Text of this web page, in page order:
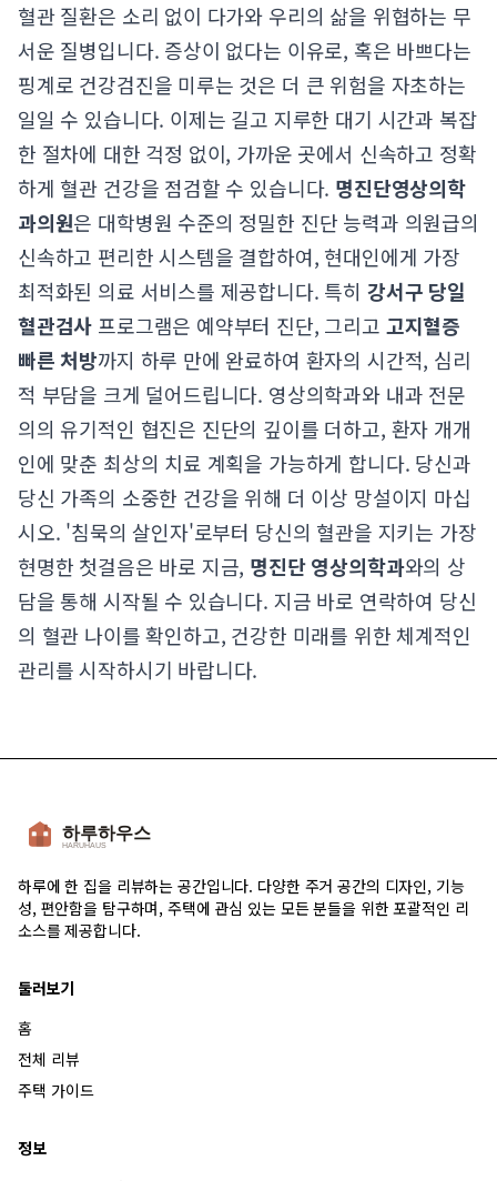
혈관 질환은 소리 없이 다가와 우리의 삶을 위협하는 무
서운 질병입니다. 증상이 없다는 이유로, 혹은 바쁘다는
핑계로 건강검진을 미루는 것은 더 큰 위험을 자초하는
일일 수 있습니다. 이제는 길고 지루한 대기 시간과 복잡
한 절차에 대한 걱정 없이, 가까운 곳에서 신속하고 정확
하게 혈관 건강을 점검할 수 있습니다. 명진단영상의학
과의원은 대학병원 수준의 정밀한 진단 능력과 의원급의
신속하고 편리한 시스템을 결합하여, 현대인에게 가장
최적화된 의료 서비스를 제공합니다. 특히 강서구 당일
혈관검사 프로그램은 예약부터 진단, 그리고 고지혈증
빠른 처방까지 하루 만에 완료하여 환자의 시간적, 심리
적 부담을 크게 덜어드립니다. 영상의학과와 내과 전문
의의 유기적인 협진은 진단의 깊이를 더하고, 환자 개개
인에 맞춘 최상의 치료 계획을 가능하게 합니다. 당신과
당신 가족의 소중한 건강을 위해 더 이상 망설이지 마십
시오. '침묵의 살인자'로부터 당신의 혈관을 지키는 가장
현명한 첫걸음은 바로 지금, 명진단 영상의학과와의 상
담을 통해 시작될 수 있습니다. 지금 바로 연락하여 당신
의 혈관 나이를 확인하고, 건강한 미래를 위한 체계적인
관리를 시작하시기 바랍니다.
하루에 한 집을 리뷰하는 공간입니다. 다양한 주거 공간의 디자인, 기능
성, 편안함을 탐구하며, 주택에 관심 있는 모든 분들을 위한 포괄적인 리
소스를 제공합니다.
둘러보기
홈
전체 리뷰
주택 가이드
정보